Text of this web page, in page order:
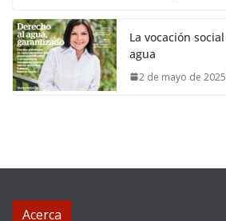
La vocación
agua
2 de mayo de 2025
Acerca